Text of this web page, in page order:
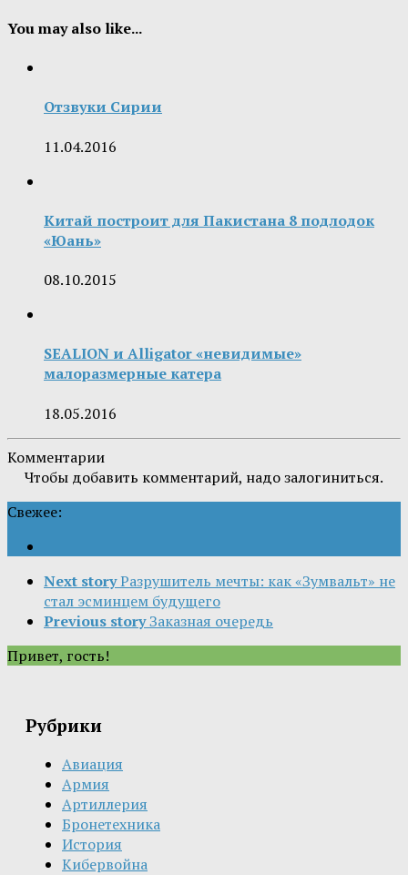
You may also like...
Отзвуки Сирии
11.04.2016
Китай построит для Пакистана 8 подлодок
«Юань»
08.10.2015
SEALION и Alligator «невидимые»
малоразмерные катера
18.05.2016
Комментарии
Чтобы добавить комментарий, надо залогиниться.
Свежее:
Next storyРазрушитель мечты: как «Зумвальт» не
стал эсминцем будущего
Previous storyЗаказная очередь
Привет, гость!
Рубрики
Авиация
Армия
Артиллерия
Бронетехника
История
Кибервойна